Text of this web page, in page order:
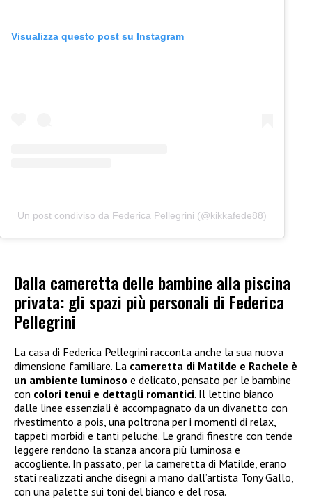
Visualizza questo post su Instagram
Un post condiviso da Federica Pellegrini (@kikkafede88)
Dalla cameretta delle bambine alla piscina
privata: gli spazi più personali di Federica
Pellegrini
La casa di Federica Pellegrini racconta anche la sua nuova
dimensione familiare. La cameretta di Matilde e Rachele è
un ambiente luminoso e delicato, pensato per le bambine
con colori tenui e dettagli romantici. Il lettino bianco
dalle linee essenziali è accompagnato da un divanetto con
rivestimento a pois, una poltrona per i momenti di relax,
tappeti morbidi e tanti peluche. Le grandi finestre con tende
leggere rendono la stanza ancora più luminosa e
accogliente. In passato, per la cameretta di Matilde, erano
stati realizzati anche disegni a mano dall’artista Tony Gallo,
con una palette sui toni del bianco e del rosa.